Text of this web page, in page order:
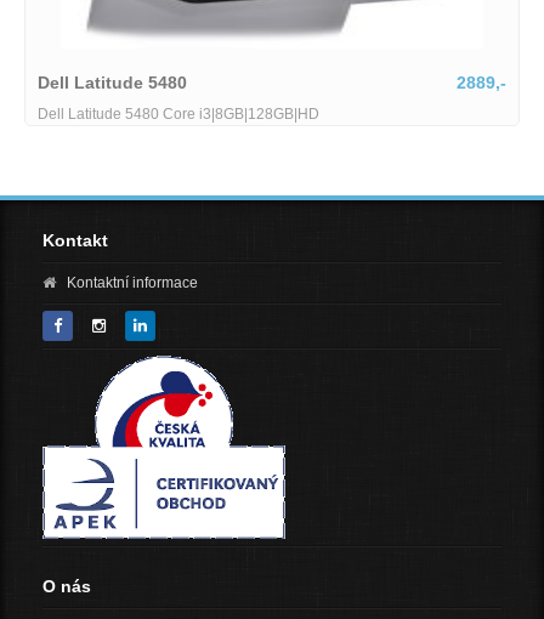
2889,-
Lenovo ThinkPad T15 G2 stav B Intel Core i7-
Kontakt
Kontaktní informace
O nás